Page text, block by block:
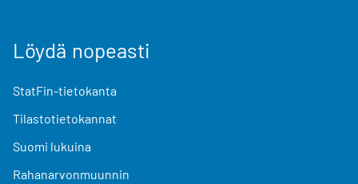
Löydä nopeasti
StatFin-tietokanta
Tilastotietokannat
Suomi lukuina
Rahanarvonmuunnin